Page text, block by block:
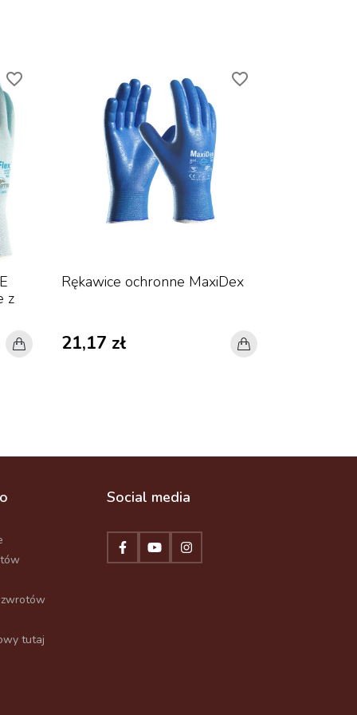
favorite_border
z
favorite_border
Rękawice ochronne MaxiDex
21,17 zł
tutaj
Social media